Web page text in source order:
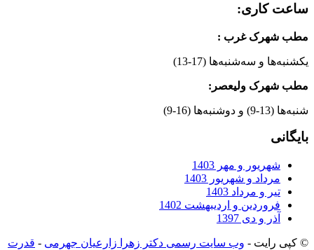
ساعت کاری:
مطب شهرک غرب :
یکشنبه‌ها و سه‌شنبه‌ها (17-13)
مطب شهرک ولیعصر:
شنبه‌ها (13-9) و دوشنبه‌ها (16-9)
بایگانی
شهریور و مهر 1403
مرداد و شهریور 1403
تیر و مرداد 1403
فروردین و اردیبهشت 1402
آذر و دی 1397
© کپی رایت - وب سایت رسمی دکتر زهرا زارعیان جهرمی - قدرت